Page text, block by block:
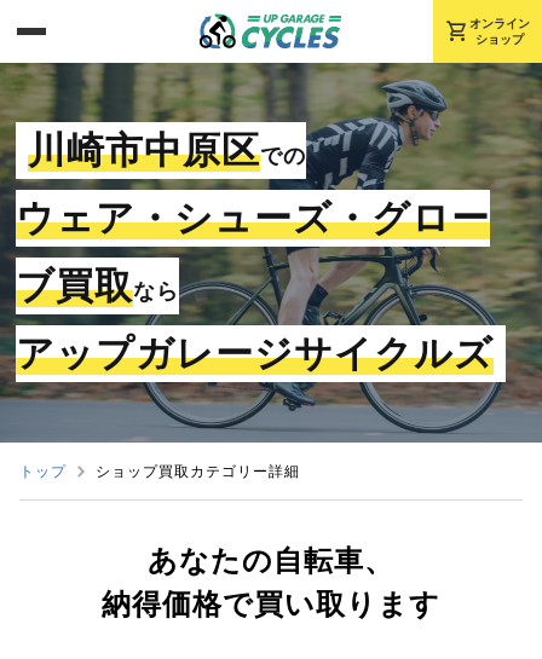
shopping_cart オンライン
ショップ
川崎市中原区での
ウェア・シューズ・グロー
ブ買取なら
アップガレージサイクルズ
トップ ショップ買取カテゴリー詳細
あなたの自転車、
納得価格で買い取ります